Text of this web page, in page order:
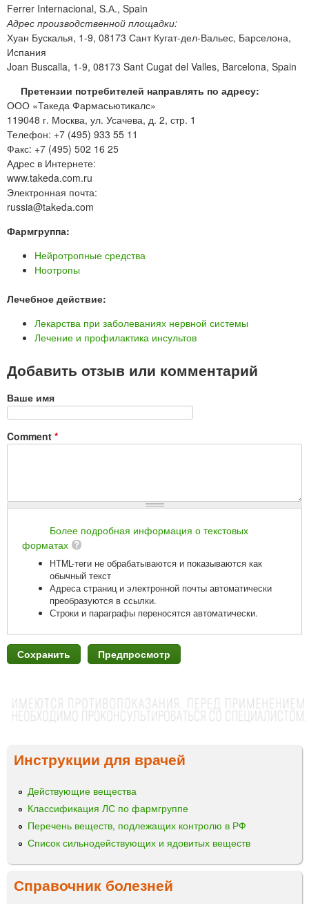
Ferrer Internacional, S.А., Spain
Адрес производственной площадки:
Хуан Бускалья, 1-9, 08173 Сант Кугат-дел-Вальес, Барселона,
Испания
Joan Buscalla, 1-9, 08173 Sant Cugat del Valles, Barcelona, Spain
Претензии потребителей направлять по адресу:
ООО «Такеда Фармасьютикалс»
119048 г. Москва, ул. Усачева, д. 2, стр. 1
Телефон: +7 (495) 933 55 11
Факс: +7 (495) 502 16 25
Адрес в Интернете:
www.takeda.com.ru
Электронная почта:
russia@tаkеdа.com
Фармгруппа:
Нейротропные средства
Ноотропы
Лечебное действие:
Лекарства при заболеваниях нервной системы
Лечение и профилактика инсультов
Добавить отзыв или комментарий
Ваше имя
Comment *
Более подробная информация о текстовых
форматах
HTML-теги не обрабатываются и показываются как
обычный текст
Адреса страниц и электронной почты автоматически
преобразуются в ссылки.
Строки и параграфы переносятся автоматически.
Инструкции для врачей
Действующие вещества
Классификация ЛС по фармгруппе
Перечень веществ, подлежащих контролю в РФ
Список сильнодействующих и ядовитых веществ
Справочник болезней